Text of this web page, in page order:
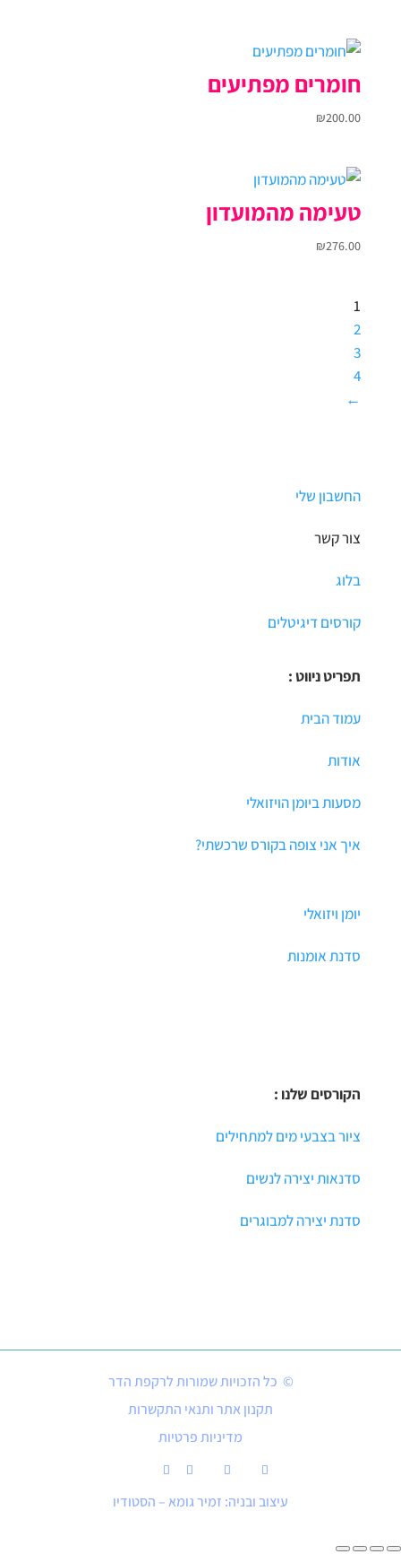
חומרים מפתיעים
₪200.00
טעימה מהמועדון
₪276.00
1
2
3
4
←
החשבון שלי
צור קשר
בלוג
קורסים דיגיטלים
תפריט ניווט :
עמוד הבית
אודות
מסעות ביומן הויזואלי
איך אני צופה בקורס שרכשתי?
יומן ויזואלי
סדנת אומנות
הקורסים שלנו :
ציור בצבעי מים למתחילים
סדנאות יצירה לנשים
סדנת יצירה למבוגרים
© כל הזכויות שמורות לרקפת הדר
תקנון אתר ותנאי התקשרות
מדיניות פרטיות
עיצוב ובניה: זמיר גומא – הסטודיו